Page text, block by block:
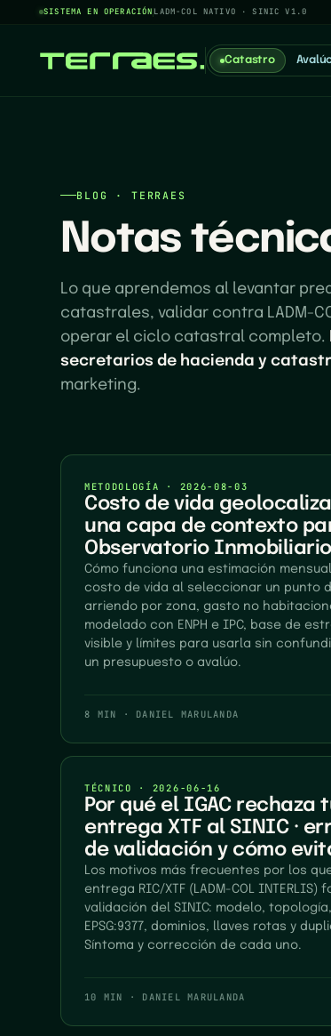
SISTEMA EN OPERACIÓNLADM-COL NATIVO · SINIC V1.0
Catastro
BLOG · TERRAES
Notas
Lo que aprendemos al levantar
catastrales, validar contra LADM-
operar el ciclo catastral completo.
secretarios de hacienda y
marketing.
METODOLOGÍA · 2026-08-03
Costo de vida
una capa de contexto
Observatorio Inmobiliario
Cómo funciona una estimación
costo de vida al seleccionar un punto
arriendo por zona, gasto no
modelado con ENPH e IPC, base de
visible y límites para usarla sin
un presupuesto o avalúo.
8 MIN · DANIEL MARULANDA
TÉCNICO · 2026-06-16
Por qué el IGAC rechaza
entrega XTF al SINIC ·
de validación y cómo
Los motivos más frecuentes por los
entrega RIC/XTF (LADM-COL INTERLIS)
validación del SINIC: modelo, topología,
EPSG:9377, dominios, llaves rotas y
Síntoma y corrección de cada uno.
10 MIN · DANIEL MARULANDA